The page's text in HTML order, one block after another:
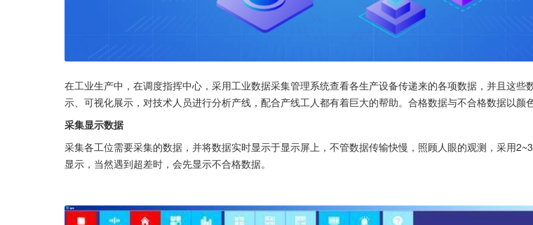
在工业生产中，在调度指挥中心，采用工业数据采集管理系统查看各生产设备传递来的各项数据，并且这些
示、可视化展示，对技术人员进行分析产线，配合产线工人都有着巨大的帮助。合格数据与不合格数据以颜
采集显示数据
采集各工位需要采集的数据，并将数据实时显示于显示屏上，不管数据传输快慢，照顾人眼的观测，采用
显示，当然遇到超差时，会先显示不合格数据。